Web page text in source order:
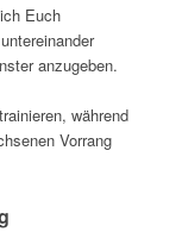
Euch
anzugeben.
während
Vorrang